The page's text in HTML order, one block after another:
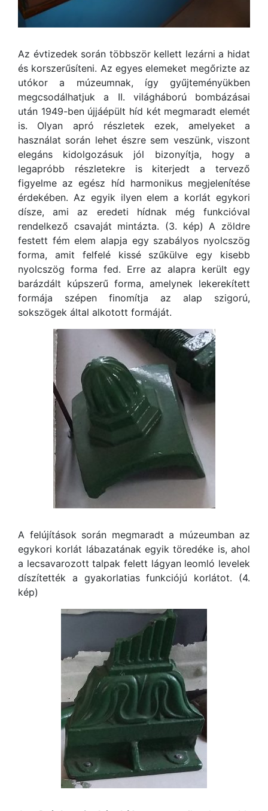
Az évtizedek során többször kellett lezárni a hidat
és korszerűsíteni. Az egyes elemeket megőrizte az
utókor a múzeumnak, így gyűjteményükben
megcsodálhatjuk a II. világháború bombázásai
után 1949-ben újjáépült híd két megmaradt elemét
is. Olyan apró részletek ezek, amelyeket a
használat során lehet észre sem veszünk, viszont
elegáns kidolgozásuk jól bizonyítja, hogy a
legapróbb részletekre is kiterjedt a tervező
figyelme az egész híd harmonikus megjelenítése
érdekében. Az egyik ilyen elem a korlát egykori
dísze, ami az eredeti hídnak még funkcióval
rendelkező csavaját mintázta. (3. kép) A zöldre
festett fém elem alapja egy szabályos nyolcszög
forma, amit felfelé kissé szűkülve egy kisebb
nyolcszög forma fed. Erre az alapra került egy
barázdált kúpszerű forma, amelynek lekerekített
formája szépen finomítja az alap szigorú,
sokszögek által alkotott formáját.
A felújítások során megmaradt a múzeumban az
egykori korlát lábazatának egyik töredéke is, ahol
a lecsavarozott talpak felett lágyan leomló levelek
díszítették a gyakorlatias funkciójú korlátot. (4.
kép)